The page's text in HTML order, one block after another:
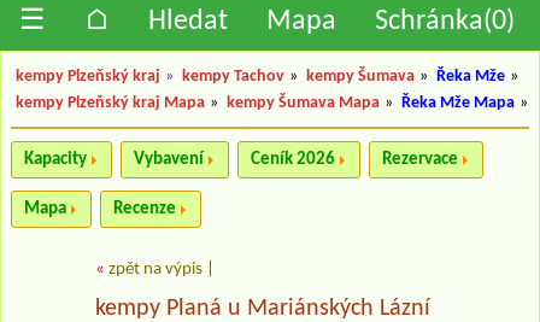
☰ ⌂ Hledat Mapa Schránka(0)
kempy Plzeňský kraj » kempy Tachov » kempy Šumava » Řeka Mže »
kempy Plzeňský kraj Mapa » kempy Šumava Mapa » Řeka Mže Mapa »
Kapacity Vybavení Ceník 2026 Rezervace
Mapa Recenze
« zpět na výpis
kempy Planá u Mariánských Lázní